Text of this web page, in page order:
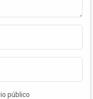
público